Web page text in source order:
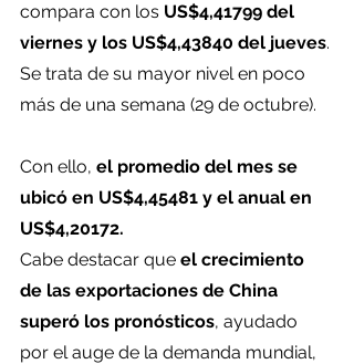
compara con los US$4,41799 del
viernes y los US$4,43840 del jueves.
Se trata de su mayor nivel en poco
más de una semana (29 de octubre).
Con ello, el promedio del mes se
ubicó en US$4,45481 y el anual en
US$4,20172.
Cabe destacar que el crecimiento
de las exportaciones de China
superó los pronósticos, ayudado
por el auge de la demanda mundial,